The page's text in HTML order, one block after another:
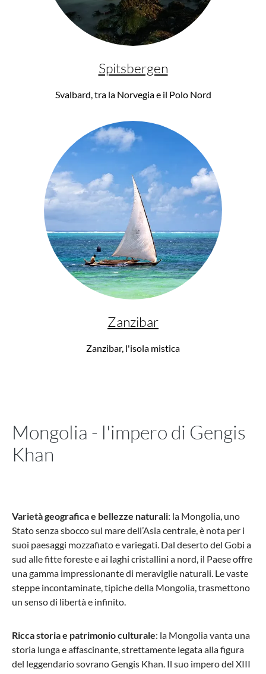
Spitsbergen
Svalbard, tra la Norvegia e il Polo Nord
Zanzibar
Zanzibar, l'isola mistica
Mongolia - l'impero di Gengis
Khan
Varietà geografica e bellezze naturali: la Mongolia, uno
Stato senza sbocco sul mare dell’Asia centrale, è nota per i
suoi paesaggi mozzafiato e variegati. Dal deserto del Gobi a
sud alle fitte foreste e ai laghi cristallini a nord, il Paese offre
una gamma impressionante di meraviglie naturali. Le vaste
steppe incontaminate, tipiche della Mongolia, trasmettono
un senso di libertà e infinito.
Ricca storia e patrimonio culturale: la Mongolia vanta una
storia lunga e affascinante, strettamente legata alla figura
del leggendario sovrano Gengis Khan. Il suo impero del XIII